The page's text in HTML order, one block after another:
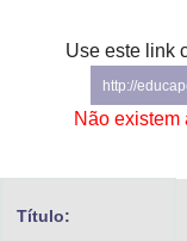
Use este link
http://
Não existem
Título: